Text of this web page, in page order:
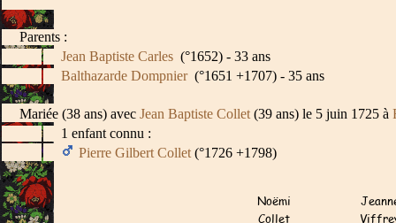
Parents :
Jean Baptiste Carles (°1652) - 33 ans
Balthazarde Dompnier(°1651 +1707) - 35 ans
Mariée (38 ans) avec Jean Baptiste Collet (39 ans) le 5 juin 1725 à
1 enfant connu :
Pierre Gilbert Collet (°1726 +1798)